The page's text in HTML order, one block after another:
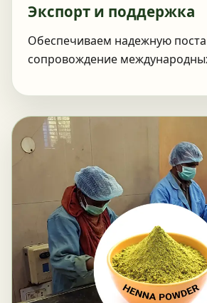
Экспорт и поддержка
Обеспечиваем надежную
сопровождение